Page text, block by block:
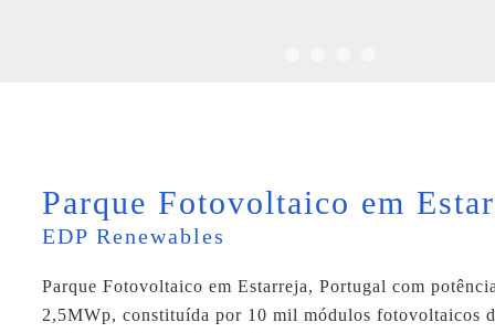
Parque Fotovoltaico em
EDP Renewables
Parque Fotovoltaico em Estarreja, Portugal com
2,5MWp, constituída por 10 mil módulos fotovoltaicos